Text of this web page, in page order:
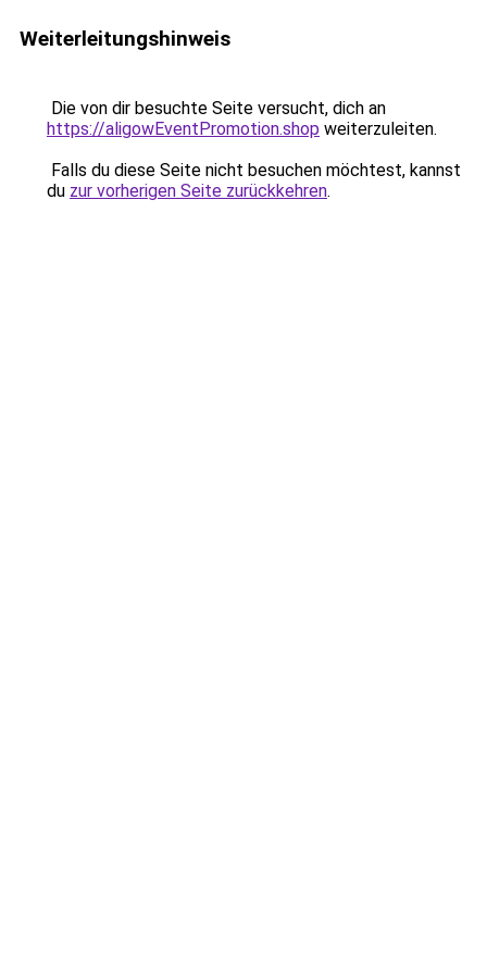
Weiterleitungshinweis
Die von dir besuchte Seite versucht, dich an
https://aligowEventPromotion.shop weiterzuleiten.
Falls du diese Seite nicht besuchen möchtest, kannst
du zur vorherigen Seite zurückkehren.